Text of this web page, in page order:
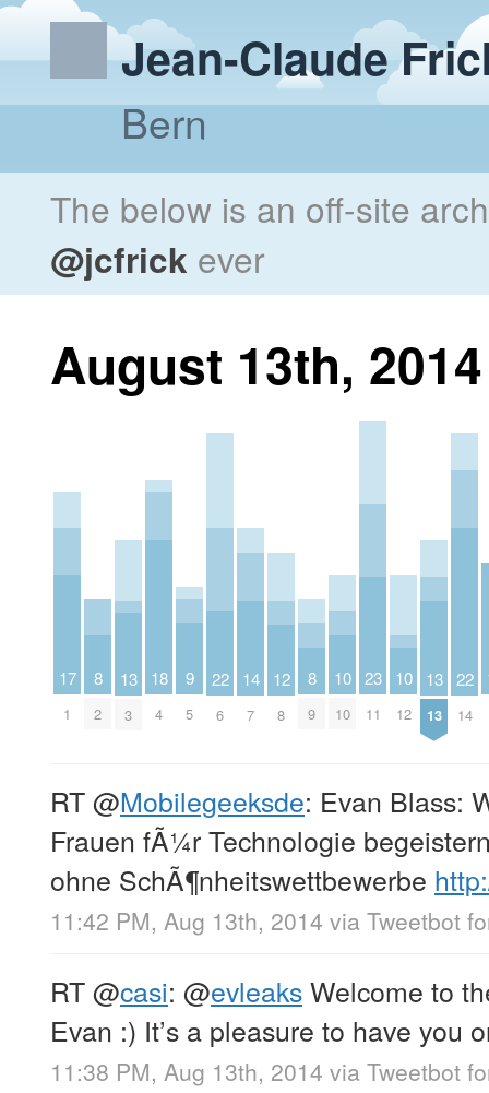
Jean-Claude
Bern
The below is an off-site
@jcfrick ever
August 13th, 2014
17
1
8
2
13
3
18
4
9
5
22
6
14
7
12
8
8
9
10
10
23
11
10
12
13
13
22
14
RT@Mobilegeeksde: Evan Blass:
Frauen fÃ¼r Technologie
ohne SchÃ¶nheitswettbewerbe
11:42 PM, Aug 13th, 2014 via Tweetbot
RT@casi: @evleaksWelcome to
Evan :) It’s a pleasure to have you
11:38 PM, Aug 13th, 2014 via Tweetbot